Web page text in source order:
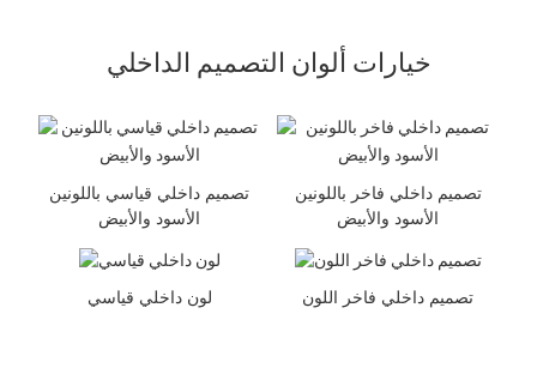
خيارات ألوان التصميم الداخلي
تصميم داخلي قياسي باللونين
الأسود والأبيض
تصميم داخلي فاخر باللونين
الأسود والأبيض
لون داخلي قياسي تصميم داخلي فاخر اللون